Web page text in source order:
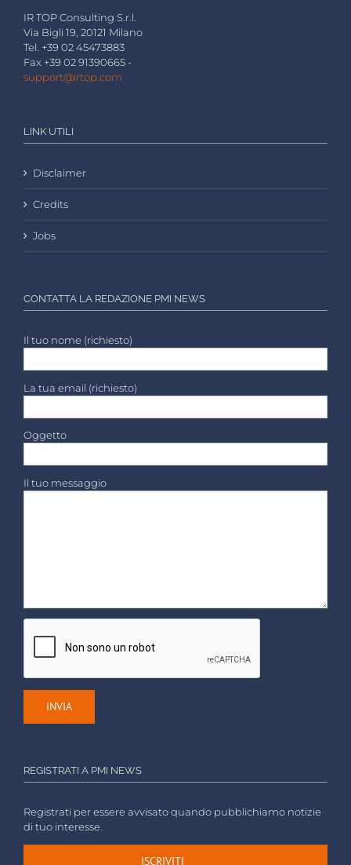
IR TOP Consulting S.r.l.
Via Bigli 19, 20121 Milano
Tel. +39 02 45473883
Fax +39 02 91390665 -
support@irtop.com
LINK UTILI
Disclaimer
Credits
Jobs
CONTATTA LA REDAZIONE PMI NEWS
Il tuo nome (richiesto)
La tua email (richiesto)
Oggetto
Il tuo messaggio
REGISTRATI A PMI NEWS
Registrati per essere avvisato quando pubblichiamo notizie
di tuo interesse.
ISCRIVITI